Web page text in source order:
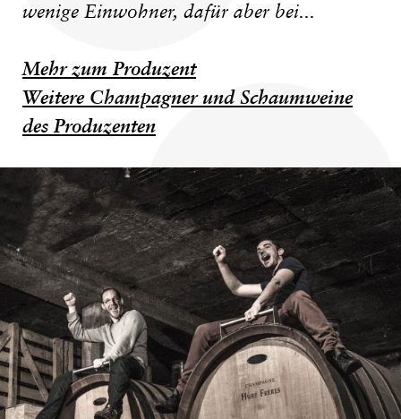
wenige Einwohner, dafür aber bei...
Mehr zum Produzent
Weitere Champagner und Schaumweine
des Produzenten